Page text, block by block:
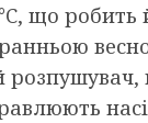
що
ранньою